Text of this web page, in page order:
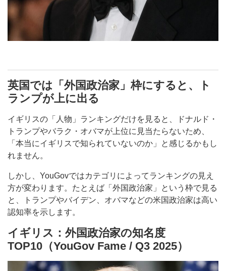
英国では「外国政治家」枠にすると、ト
ランプが上に出る
イギリスの「人物」ランキングだけを見ると、ドナルド・
トランプやバラク・オバマが上位に見当たらないため、
「本当にイギリスで知られていないのか」と感じるかもし
れません。
しかし、YouGovではカテゴリによってランキングの見え
方が変わります。たとえば「外国政治家」という枠で見る
と、トランプやバイデン、オバマなどの米国政治家は高い
認知率を示します。
イギリス：外国政治家の知名度
TOP10（YouGov Fame / Q3 2025）